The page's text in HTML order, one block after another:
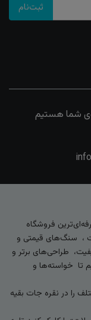
ثبت‌نام
فروشگاه
، سنگ‌های قیمتی و
طراحی‌های برتر و
تا خواسته‌ها و
را در نقره جات بقیه